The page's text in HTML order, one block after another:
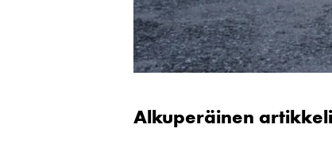
Alkuperäinen